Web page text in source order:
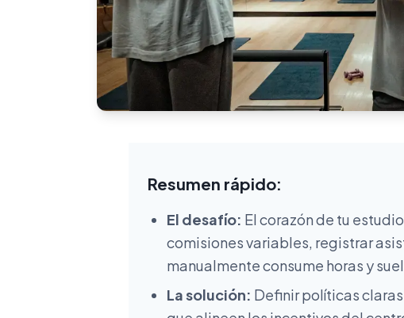
Resumen rápido:
El desafío: El corazón de tu
comisiones variables, registrar
manualmente consume horas y
La solución: Definir políticas